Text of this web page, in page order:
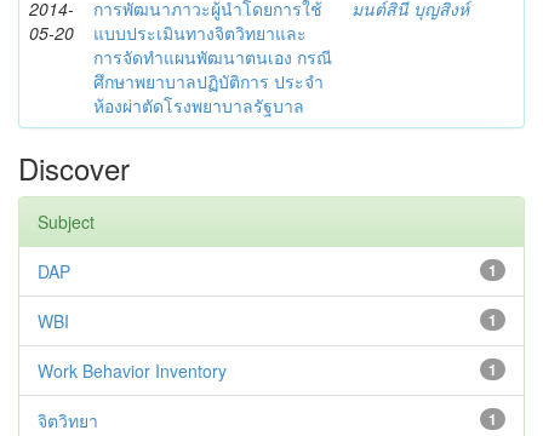
2014-
05-20
การพัฒนาภาวะผู้นำโดยการใช้
แบบประเมินทางจิตวิทยาและ
การจัดทำแผนพัฒนาตนเอง กรณี
ศึกษาพยาบาลปฏิบัติการ ประจำ
ห้องผ่าตัดโรงพยาบาลรัฐบาล
มนต์สินี บุญสิงห์
Discover
Subject
1
DAP
1
WBI
1
Work Behavior Inventory
1
จิตวิทยา